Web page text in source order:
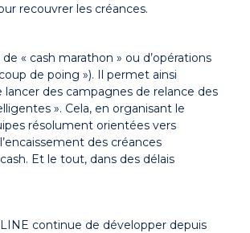
recouvrer les créances.
de « cash marathon » ou d’opérations
de poing »). Il permet ainsi
lancer des campagnes de relance des
». Cela, en organisant le
résolument orientées vers
des créances
Et le tout, dans des délais
continue de développer depuis